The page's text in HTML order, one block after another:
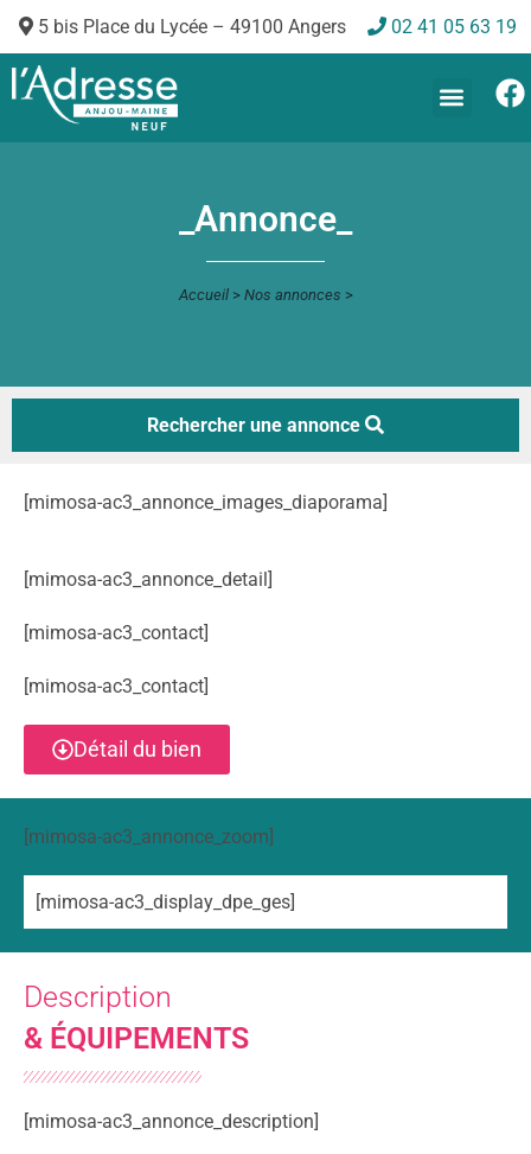
5 bis Place du Lycée – 49100 Angers 02 41 05 63 19
_Annonce_
Accueil> Nos annonces >
Rechercher une annonce
[mimosa-ac3_annonce_images_diaporama]
[mimosa-ac3_annonce_detail]
[mimosa-ac3_contact]
[mimosa-ac3_contact]
Détail du bien
[mimosa-ac3_annonce_zoom]
[mimosa-ac3_display_dpe_ges]
Description
& ÉQUIPEMENTS
[mimosa-ac3_annonce_description]